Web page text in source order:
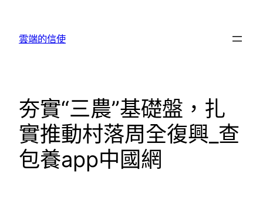
雲端的信使
夯實“三農”基礎盤，扎
實推動村落周全復興_查
包養app中國網